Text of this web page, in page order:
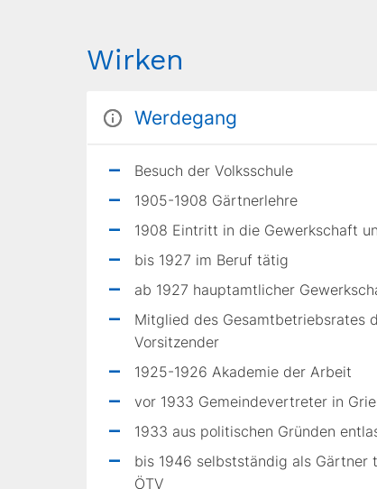
Wirken
Werdegang
Besuch der Volksschule
1905-1908 Gärtnerlehre
1908 Eintritt in die Gewerkschaft
bis 1927 im Beruf tätig
ab 1927 hauptamtlicher
Mitglied des Gesamtbetriebsrates
Vorsitzender
1925-1926 Akademie der Arbeit
vor 1933 Gemeindevertreter in
1933 aus politischen Gründen
bis 1946 selbstständig als
ÖTV